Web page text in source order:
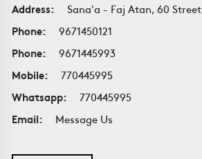
Address:
Sana'a - Faj Atan, 60 Street
Phone:
9671450121
Phone:
9671445993
Mobile:
770445995
Whatsapp:
770445995
Email:
Message Us